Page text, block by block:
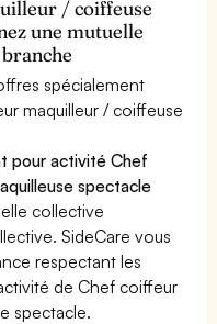
/ coiffeuse
une mutuelle
spécialement
maquilleur / coiffeuse
pour activité Chef
spectacle
collective
SideCare vous
respectant les
de Chef coiffeur
spectacle.